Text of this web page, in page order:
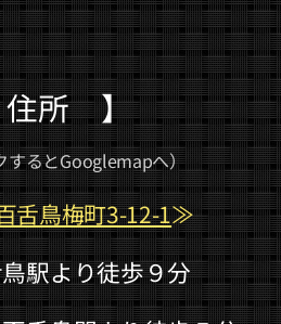
所 】
するとGooglemapへ）
舌鳥梅町3-12-1≫
駅より徒歩９分